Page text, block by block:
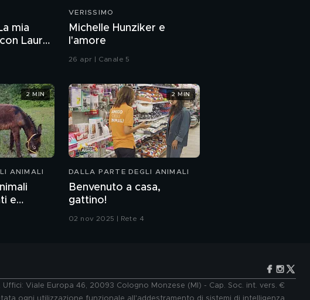
mia
Laura
VERISSIMO
Michelle Hunziker e
l'amore
26 apr | Canale 5
ANIMALI
e
2 MIN
DALLA PARTE DEGLI ANIMALI
Benvenuto a casa,
gattino!
02 nov 2025 | Rete 4
2 MIN
Viale Europa 46, 20093 Cologno Monzese (MI) - Cap. Soc. int. vers. €